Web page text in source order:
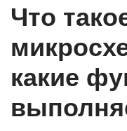
Что
какие